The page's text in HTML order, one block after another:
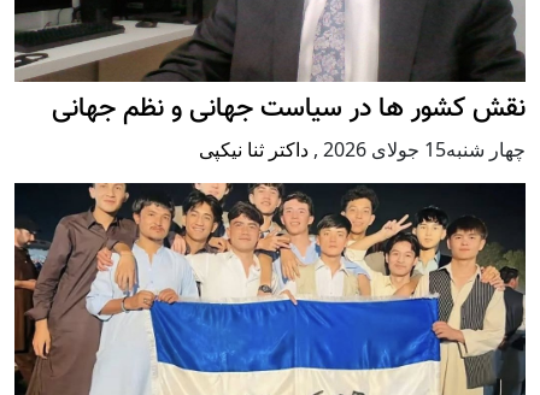
نقش کشور ها در سیاست جهانی و نظم جهانی
چهار شنبه15 جولای 2026 , داکتر ثنا نیکپی